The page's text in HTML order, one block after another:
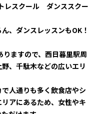
レスクール ダンススクー
、ダンスレッスンもOK！
ますので、西日暮里駅周
、千駄木などの広いエリ
人通りも多く飲食店やシ
アにあるため、女性やキ